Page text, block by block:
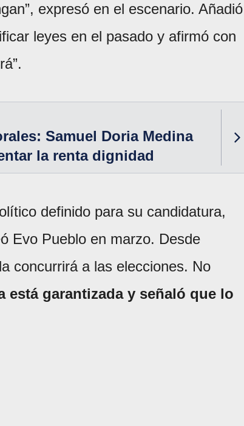
expresó en el escenario. Añadió
leyes en el pasado y afirmó con
Samuel Doria Medina
la renta dignidad
definido para su candidatura,
Evo Pueblo en marzo. Desde
concurrirá a las elecciones. No
está garantizada y señaló que lo